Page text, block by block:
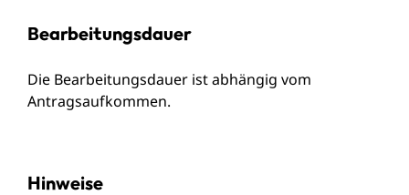
Bearbeitungsdauer
Die Bearbeitungsdauer ist abhängig vom
Antragsaufkommen.
Hinweise